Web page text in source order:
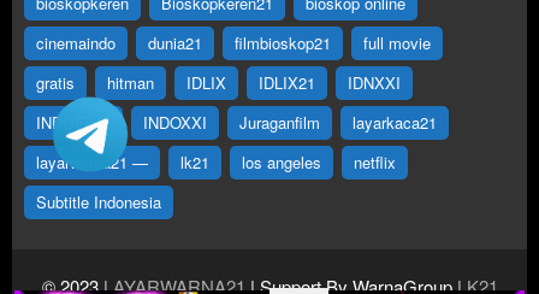
cinemaindo
dunia21 filmbioskop21
full movie
gratis
hitman IDLIX IDLIX21
IDNXXI
INDOFILM
INDOXXI Juraganfilm
layarkaca21
layarwarna21 —
lk21 los angeles
netflix
Subtitle Indonesia
© 2023LAYARWARNA21| Support By WarnaGroupLK21